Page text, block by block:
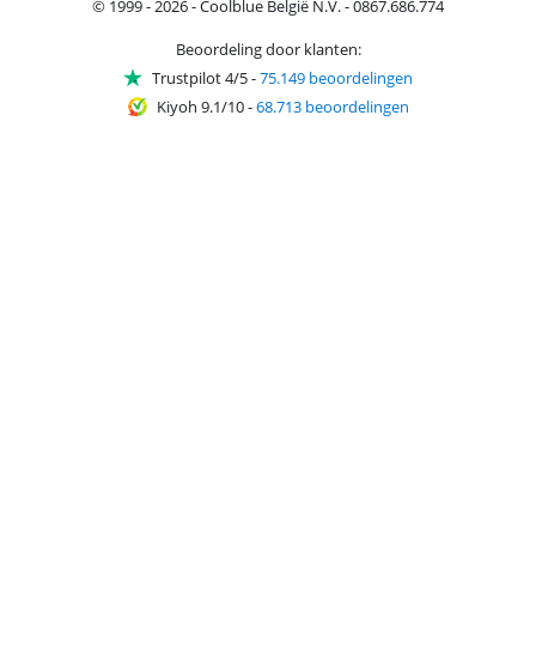
© 1999 - 2026 - Coolblue België N.V. - 0867.686.774
Beoordeling door klanten:
Trustpilot 4/5-75.149 beoordelingen
Kiyoh 9.1/10-68.713 beoordelingen